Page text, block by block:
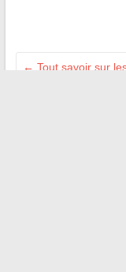
← Tout savoir sur